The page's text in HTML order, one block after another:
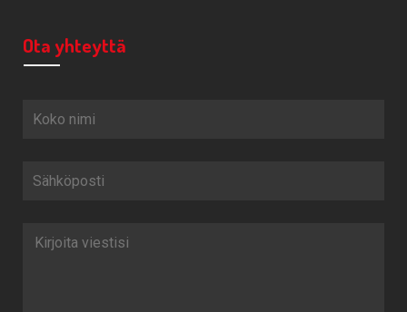
Ota yhteyttä